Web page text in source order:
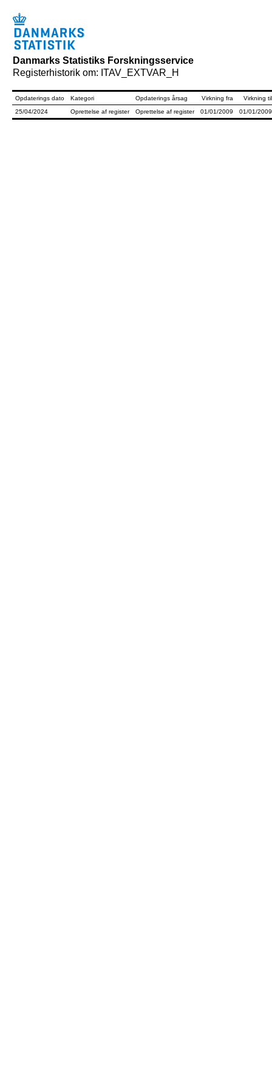
Danmarks Statistiks Forskningsservice
Registerhistorik om: ITAV_EXTVAR_H
Opdaterings dato Kategori Opdaterings årsag Virkning fra
Virkning til
25/04/2024
Oprettelse af register Oprettelse af register 01/01/2009 01/01/2009